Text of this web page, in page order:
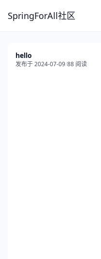
SpringForAll社区
hello
发布于 2024-07-09/88 阅读